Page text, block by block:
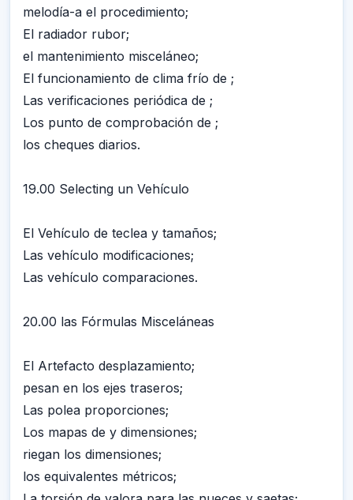
melodía-a el procedimiento;
El radiador rubor;
el mantenimiento misceláneo;
El funcionamiento de clima frío de ;
Las verificaciones periódica de ;
Los punto de comprobación de ;
los cheques diarios.
19.00 Selecting un Vehículo
El Vehículo de teclea y tamaños;
Las vehículo modificaciones;
Las vehículo comparaciones.
20.00 las Fórmulas Misceláneas
El Artefacto desplazamiento;
pesan en los ejes traseros;
Las polea proporciones;
Los mapas de y dimensiones;
riegan los dimensiones;
los equivalentes métricos;